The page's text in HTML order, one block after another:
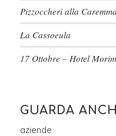
Pizzoccheri alla Caremma
La Cassoeula
17 Ottobre – Hotel
GUARDA
aziende